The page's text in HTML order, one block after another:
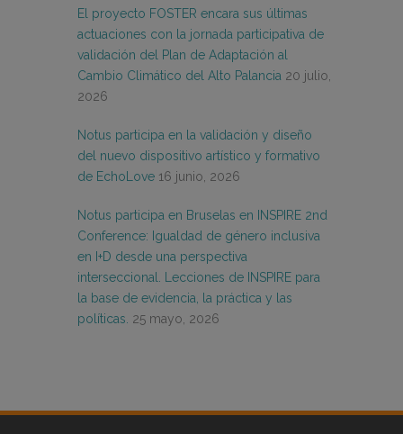
El proyecto FOSTER encara sus últimas
actuaciones con la jornada participativa de
validación del Plan de Adaptación al
Cambio Climático del Alto Palancia 20 julio,
2026
Notus participa en la validación y diseño
del nuevo dispositivo artístico y formativo
de EchoLove 16 junio, 2026
Notus participa en Bruselas en INSPIRE 2nd
Conference: Igualdad de género inclusiva
en I+D desde una perspectiva
interseccional. Lecciones de INSPIRE para
la base de evidencia, la práctica y las
políticas. 25 mayo, 2026